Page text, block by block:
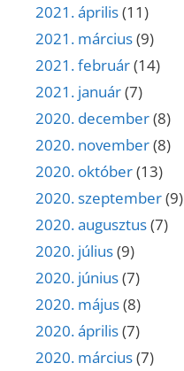
2021. április(11)
2021. március(9)
2021. február(14)
2021. január(7)
2020. december(8)
2020. november(8)
2020. október(13)
2020. szeptember(9)
2020. augusztus(7)
2020. július(9)
2020. június(7)
2020. május(8)
2020. április(7)
2020. március(7)